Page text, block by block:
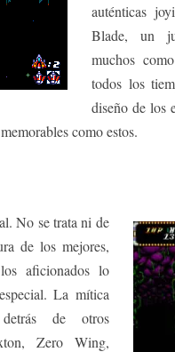
auténticas
Blade, un
muchos
todos los
diseño de los
como estos.
No se trata ni de
de los mejores,
aficionados lo
La mítica
de otros
Zero Wing,